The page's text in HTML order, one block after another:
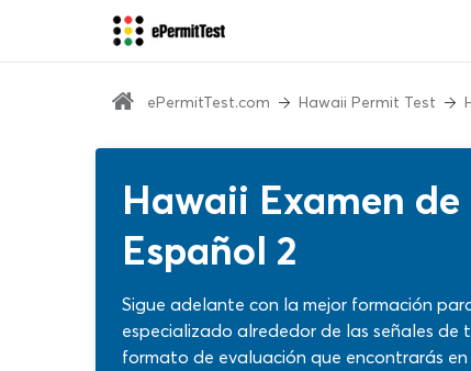
ePermitTest.com Hawaii Permit Test
Hawaii Examen
Español 2
Sigue adelante con la mejor formación
especializado alrededor de las señales
formato de evaluación que encontrarás